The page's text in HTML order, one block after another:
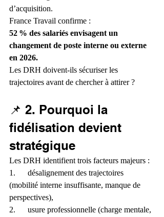
d’acquisition.
France Travail confirme :
52 % des salariés envisagent un
changement de poste interne ou externe
en 2026.
Les DRH doivent-ils sécuriser les
trajectoires avant de chercher à attirer ?
📌 2. Pourquoi la
fidélisation devient
stratégique
Les DRH identifient trois facteurs majeurs :
1.      désalignement des trajectoires
(mobilité interne insuffisante, manque de
perspectives),
2.      usure professionnelle (charge mentale,